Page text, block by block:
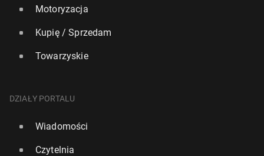
Motoryzacja
Kupię / Sprzedam
Towarzyskie
DZIAŁY PORTALU
Wiadomości
Czytelnia